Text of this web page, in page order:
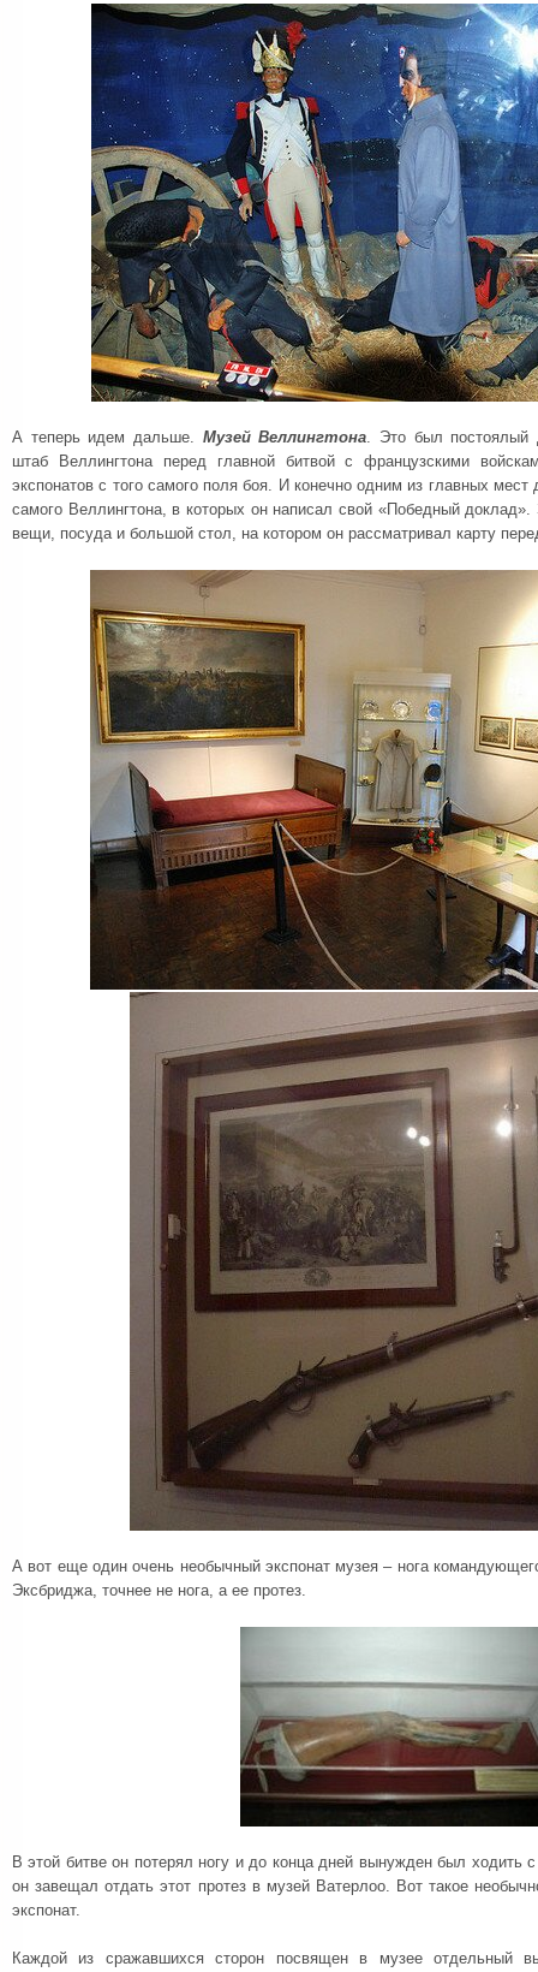
А теперь идем дальше. Музей Веллингтона. Это был постоялый
штаб Веллингтона перед главной битвой с французскими
экспонатов с того самого поля боя. И конечно одним из главных
самого Веллингтона, в которых он написал свой «Победный
вещи, посуда и большой стол, на котором он рассматривал карту
А вот еще один очень необычный экспонат музея – нога
Эксбриджа, точнее не нога, а ее протез.
В этой битве он потерял ногу и до конца дней вынужден был ходить
он завещал отдать этот протез в музей Ватерлоо. Вот такое
экспонат.
Каждой из сражавшихся сторон посвящен в музее отдельный